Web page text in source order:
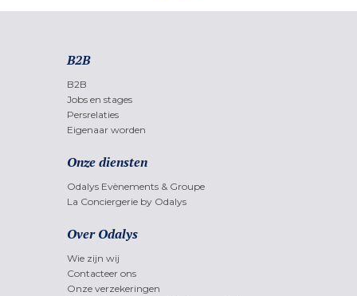
B2B
B2B
Jobs en stages
Persrelaties
Eigenaar worden
Onze diensten
Odalys Evènements & Groupe
La Conciergerie by Odalys
Over Odalys
Wie zijn wij
Contacteer ons
Onze verzekeringen